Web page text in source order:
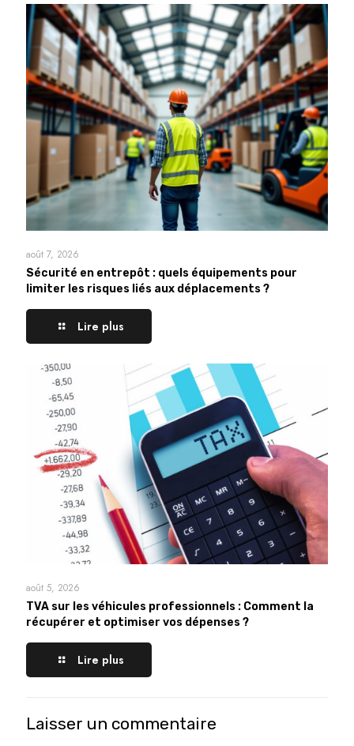
août 7, 2026
Sécurité en entrepôt : quels équipements pour
limiter les risques liés aux déplacements ?
Lire plus
août 5, 2026
TVA sur les véhicules professionnels : Comment la
récupérer et optimiser vos dépenses ?
Lire plus
Laisser un commentaire